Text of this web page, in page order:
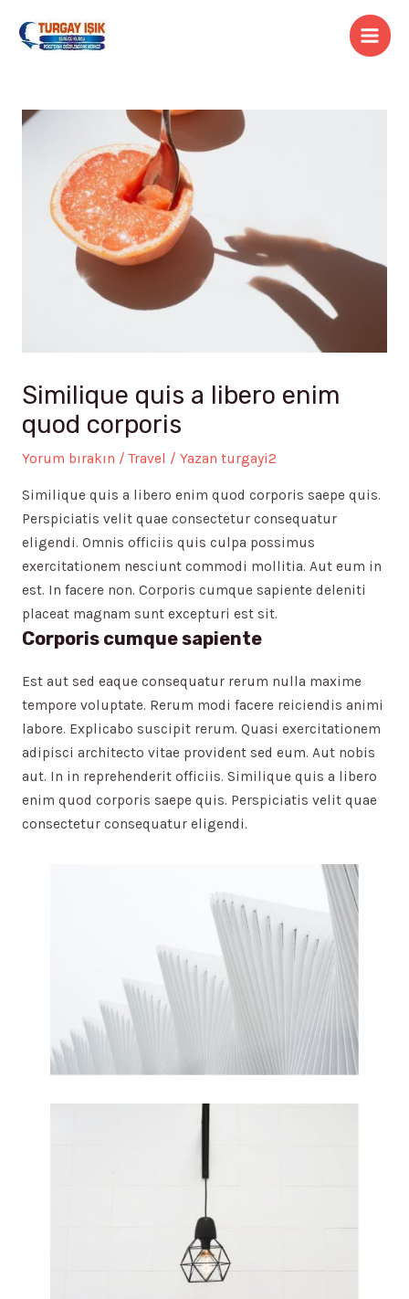
atla
Main
Similique quis a libero enim
quod corporis
Yorum bırakın /Travel / Yazan turgayi2
Similique quis a libero enim quod corporis saepe quis.
Perspiciatis velit quae consectetur consequatur
eligendi. Omnis officiis quis culpa possimus
exercitationem nesciunt commodi mollitia. Aut eum in
est. In facere non. Corporis cumque sapiente deleniti
placeat magnam sunt excepturi est sit.
Corporis cumque sapiente
Est aut sed eaque consequatur rerum nulla maxime
tempore voluptate. Rerum modi facere reiciendis animi
labore. Explicabo suscipit rerum. Quasi exercitationem
adipisci architecto vitae provident sed eum. Aut nobis
aut. In in reprehenderit officiis. Similique quis a libero
enim quod corporis saepe quis. Perspiciatis velit quae
consectetur consequatur eligendi.